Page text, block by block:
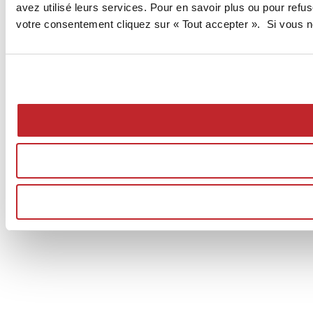
avez utilisé leurs services. Pour en savoir plus ou pour
votre consentement cliquez sur « Tout accepter ». Si vous